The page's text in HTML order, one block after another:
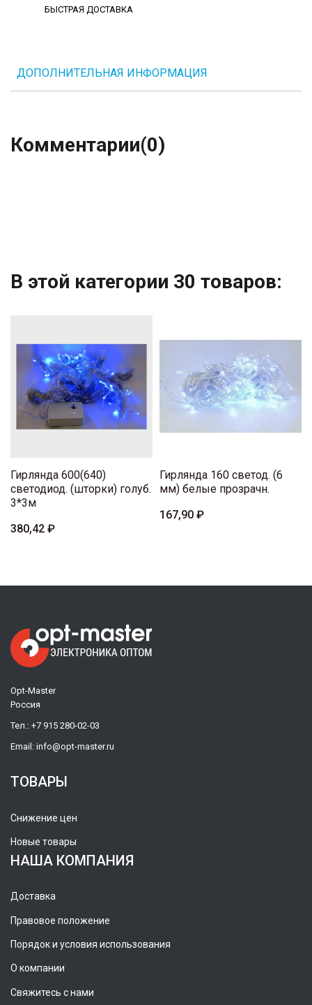
БЫСТРАЯ ДОСТАВКА
ДОПОЛНИТЕЛЬНАЯ ИНФОРМАЦИЯ
Комментарии(0)
В этой категории 30 товаров:
Гирлянда 600(640)
светодиод. (шторки) голуб.
3*3м
380,42 ₽
Гирлянда 160 светод. (6
мм) белые прозрачн.
167,90 ₽
Opt-Master
Россия
Тел.: +7 915 280-02-03
Email: info@opt-master.ru
ТОВАРЫ
Снижение цен
Новые товары
НАША КОМПАНИЯ
Доставка
Правовое положение
Порядок и условия использования
О компании
Свяжитесь с нами